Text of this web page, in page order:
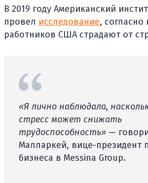
В 2019 году Американский
провел исследование, согласно
работников США страдают от
«Я лично наблюдала,
стресс может снижать
трудоспособность» —
Малларкей, вице-президент
бизнеса в Messina Group.